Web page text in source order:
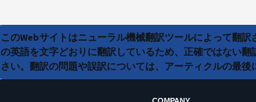
このWebサイトはニューラル機械翻訳ツールによって翻
の英語を文字どおりに翻訳しているため、正確ではない
さい。翻訳の問題や誤訳については、アーティクルの最